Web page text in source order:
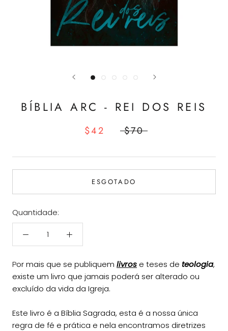
BÍBLIA ARC - REI DOS REIS
$42 $70
ESGOTADO
Quantidade:
Por mais que se publiquem livros e teses de teologia,
existe um livro que jamais poderá ser alterado ou
excluído da vida da Igreja.
Este livro é a Bíblia Sagrada, esta é a nossa única
regra de fé e prática e nela encontramos diretrizes